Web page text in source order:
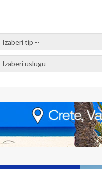
tip -
uslugu -